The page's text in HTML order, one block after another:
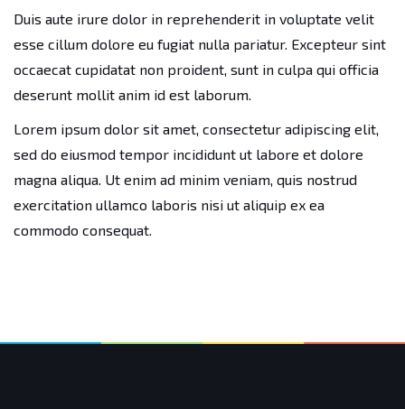
Duis aute irure dolor in reprehenderit in voluptate velit
esse cillum dolore eu fugiat nulla pariatur. Excepteur sint
occaecat cupidatat non proident, sunt in culpa qui officia
deserunt mollit anim id est laborum.
Lorem ipsum dolor sit amet, consectetur adipiscing elit,
sed do eiusmod tempor incididunt ut labore et dolore
magna aliqua. Ut enim ad minim veniam, quis nostrud
exercitation ullamco laboris nisi ut aliquip ex ea
commodo consequat.